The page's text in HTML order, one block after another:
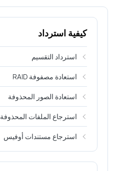
كيفية استرداد
استرداد التقسيم
استعادة مصفوفة RAID
استعادة الصور المحذوفة
استرجاع الملفات المحذوفة
استرجاع مستندات أوفيس